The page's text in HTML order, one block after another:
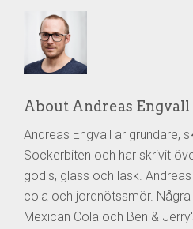
About Andreas Engvall
Andreas Engvall är grundare,
Sockerbiten och har skrivit
godis, glass och läsk.
cola och jordnötssmör.
Mexican Cola och Ben &